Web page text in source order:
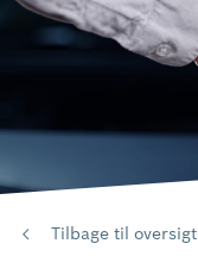
Tilbage til oversigt